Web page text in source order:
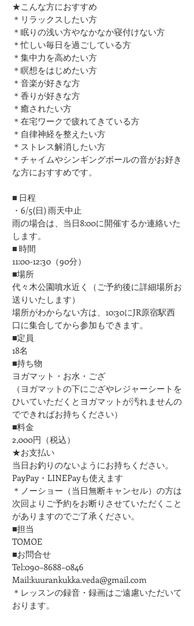
★こんな方におすすめ
＊リラックスしたい方
＊眠りの浅い方やなかなか寝付けない方
＊忙しい毎日を過ごしている方
＊集中力を高めたい方
＊瞑想をはじめたい方
​＊音楽が好きな方
​＊香りが好きな方
​＊癒されたい方
＊在宅ワークで疲れてきている方
＊自律神経を整えたい方
​＊ストレス解消したい方
＊チャイムやシンギングボールの音がお好き
な方におすすめです。
■ 日程
・6/5(日) 雨天中止
雨の場合は、当日8:00に開催するか連絡いた
します。
■ 時間
11:00-12:30（90分）
■場所
代々木公園噴水近く（ご予約後に詳細場所お
送りいたします）
場所がわからない方は、10:30にJR原宿駅西
口に集合してから参加もできます。
■定員
18名
■持ち物
ヨガマット・お水・ござ
（ヨガマットの下にござやレジャーシートを
ひいていただくとヨガマットが汚れませんの
でできればお持ちください）
■料金
2,000円（税込）
★お支払い
当日お釣りのないようにお持ちください。
PayPay・LINEPayも使えます
＊ノーショー（当日無断キャンセル）の方は
次回よりご予約をお断りさせていただくこと
がありますのでご了承ください。
■担当
TOMOE
■お問合せ
Tel:090−8688−0846
Mail:kuurankukka.veda@gmail.com
＊レッスンの録音・録画はご遠慮いただいて
おります。